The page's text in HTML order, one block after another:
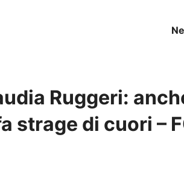
Ruggeri:
strage di cuori –